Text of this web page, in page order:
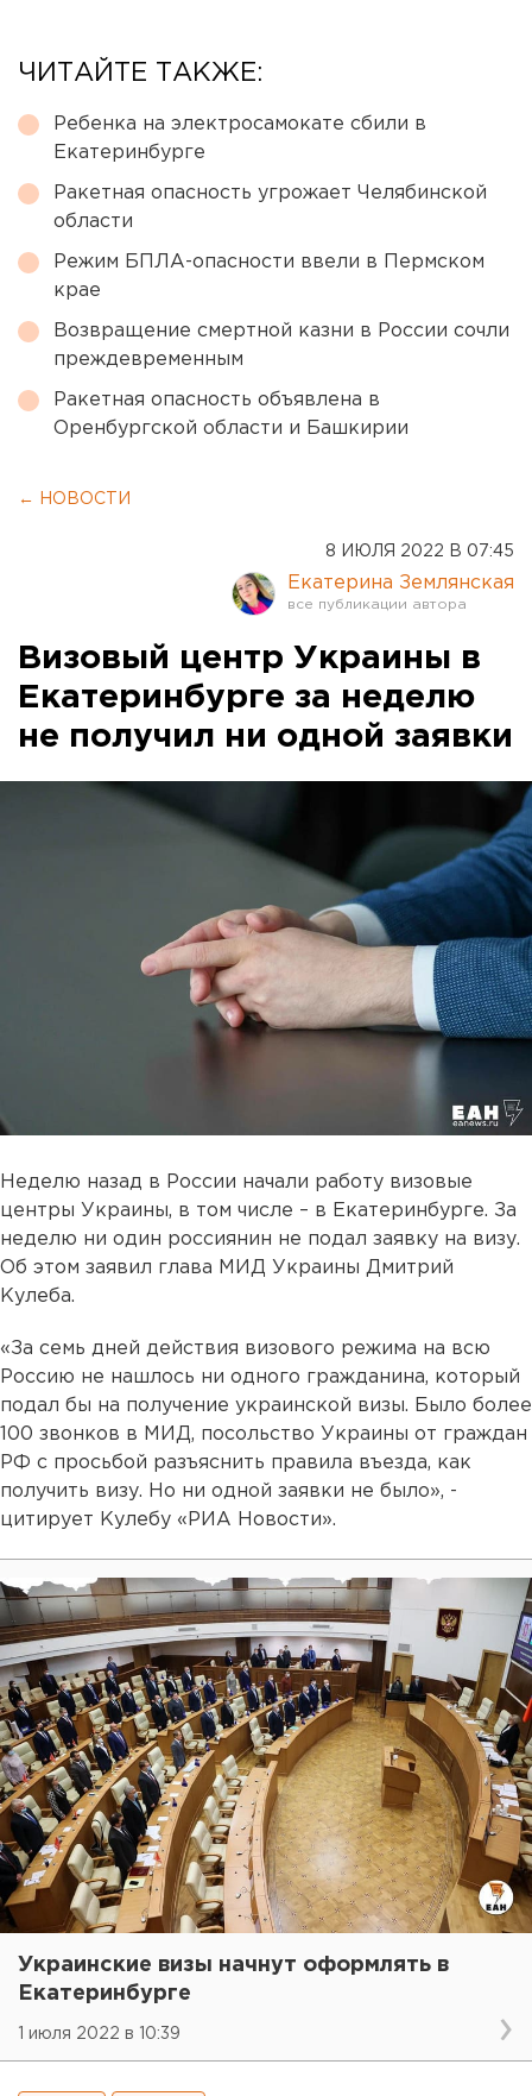
ЧИТАЙТЕ ТАКЖЕ:
Ребенка на электросамокате сбили в
Екатеринбурге
Ракетная опасность угрожает Челябинской
области
Режим БПЛА-опасности ввели в Пермском
крае
Возвращение смертной казни в России сочли
преждевременным
Ракетная опасность объявлена в
Оренбургской области и Башкирии
← НОВОСТИ
8 ИЮЛЯ 2022 В 07:45
Екатерина Землянская
Визовый центр Украины в
Екатеринбурге за неделю
не получил ни одной заявки
Неделю назад в России начали работу визовые
центры Украины, в том числе – в Екатеринбурге. За
неделю ни один россиянин не подал заявку на визу.
Об этом заявил глава МИД Украины Дмитрий
Кулеба.
«За семь дней действия визового режима на всю
Россию не нашлось ни одного гражданина, который
подал бы на получение украинской визы. Было более
100 звонков в МИД, посольство Украины от граждан
РФ с просьбой разъяснить правила въезда, как
получить визу. Но ни одной заявки не было», -
цитирует Кулебу «РИА Новости».
Украинские визы начнут оформлять в
Екатеринбурге
1 июля 2022 в 10:39